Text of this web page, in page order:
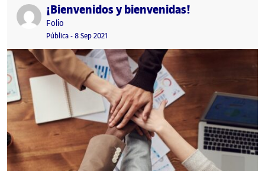
Publicado por¡Bienvenidos y bienvenidas!
Publicado por
Folio
Visibilidad:
Pública-Fecha de publicación
8 Sep 2021